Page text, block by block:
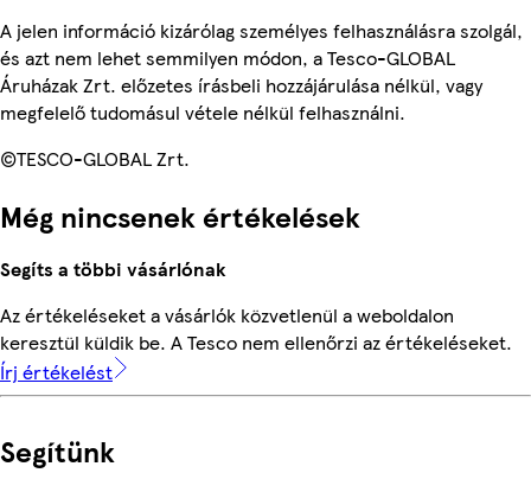
A jelen információ kizárólag személyes felhasználásra szolgál,
és azt nem lehet semmilyen módon, a Tesco-GLOBAL
Áruházak Zrt. előzetes írásbeli hozzájárulása nélkül, vagy
megfelelő tudomásul vétele nélkül felhasználni.
©TESCO-GLOBAL Zrt.
Még nincsenek értékelések
Segíts a többi vásárlónak
Az értékeléseket a vásárlók közvetlenül a weboldalon
keresztül küldik be. A Tesco nem ellenőrzi az értékeléseket.
Írj értékelést
Segítünk